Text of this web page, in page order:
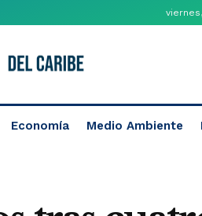
Economía Medio Ambiente